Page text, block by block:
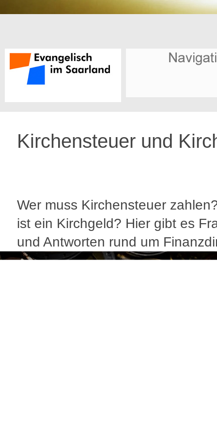
Kirchensteuer und
Wer muss Kirchensteuer
ist ein Kirchgeld? Hier gibt es
und Antworten rund um